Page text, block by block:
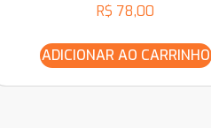
R$ 78,00
ADICIONAR AO CARRINHO